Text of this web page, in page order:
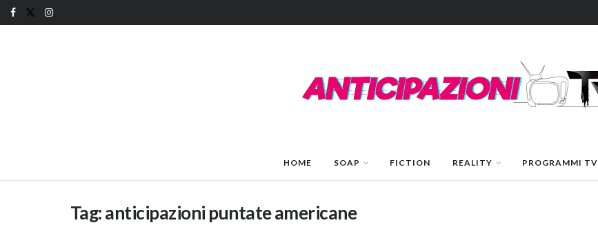
HOME SOAP FICTION REALITY PROGRAMMI TV
Tag:anticipazioni puntate americane